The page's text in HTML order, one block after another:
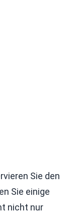
Sie den
Sie einige
nicht nur